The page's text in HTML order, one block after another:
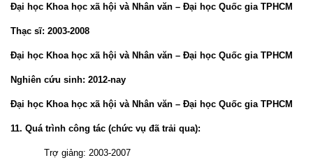
Đại học Khoa học xã hội và Nhân văn – Đại học Quốc gia TPHCM
Thạc sĩ: 2003-2008
Đại học Khoa học xã hội và Nhân văn – Đại học Quốc gia TPHCM
Nghiên cứu sinh: 2012-nay
Đại học Khoa học xã hội và Nhân văn – Đại học Quốc gia TPHCM
11. Quá trình công tác (chức vụ đã trải qua):
Trợ giảng: 2003-2007